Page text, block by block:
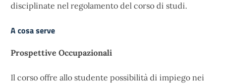
disciplinate nel regolamento del corso di studi.
A cosa serve
Prospettive Occupazionali
Il corso offre allo studente possibilità di impiego nei